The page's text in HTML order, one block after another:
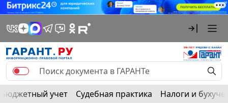
Бюджетный учет Судебная практика Налоги и